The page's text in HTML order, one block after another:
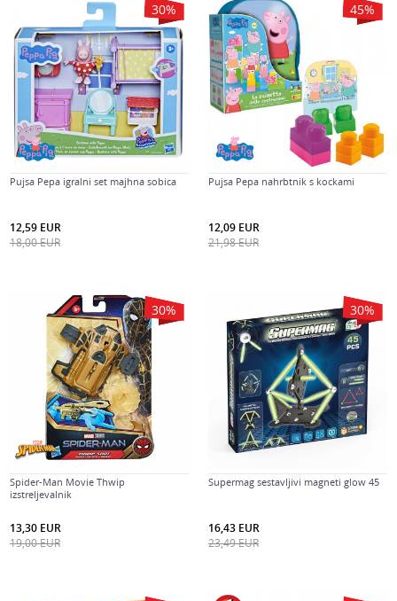
30%
Pujsa Pepa igralni set majhna sobica
12,59 EUR
18,00EUR
45%
Pujsa Pepa nahrbtnik s kockami
12,09 EUR
21,98EUR
30%
Spider-Man Movie Thwip
izstreljevalnik
13,30 EUR
19,00EUR
30%
Supermag sestavljivi magneti glow 45
16,43 EUR
23,49EUR